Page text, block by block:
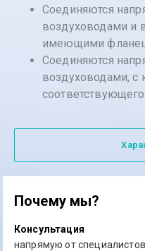
Соединяются
воздуховодами и
имеющими
Соединяются
воздуховодами, с
Почему мы?
Консультация
напрямую от специалистов